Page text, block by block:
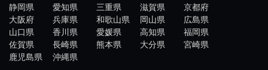
静岡県
愛知県 三重県 滋賀県
京都府
大阪府
兵庫県 和歌山県 岡山県
広島県
山口県
香川県 愛媛県 高知県
福岡県
佐賀県
長崎県 熊本県 大分県
宮崎県
鹿児島県
沖縄県